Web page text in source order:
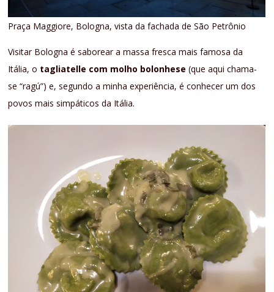
Praça Maggiore, Bologna, vista da fachada de São Petrônio
Visitar Bologna é saborear a massa fresca mais famosa da
Itália, o tagliatelle com molho bolonhese (que aqui chama-
se “ragú”) e, segundo a minha experiência, é conhecer um dos
povos mais simpáticos da Itália.